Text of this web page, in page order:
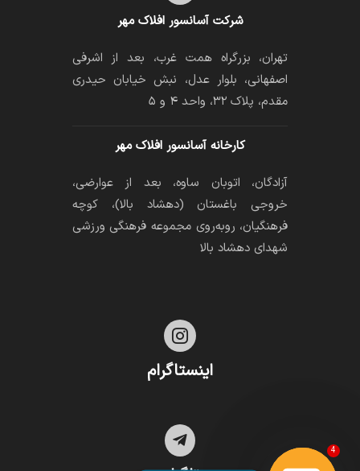
شرکت آسانسور افلاک مهر
تهران، بزرگراه همت غرب، بعد از اشرفی
اصفهانی، بلوار عدل، نبش خیابان حیدری
مقدم، پلاک ۳۲، واحد ۴ و ۵
کارخانه آسانسور افلاک مهر
آزادگان، اتوبان ساوه، بعد از عوارضی،
خروجی باغستان (دهشاد بالا)، کوچه
فرهنگیان، رو‌به‌روی مجموعه فرهنگی ورزشی
شهدای دهشاد بالا

اینستاگرام

4